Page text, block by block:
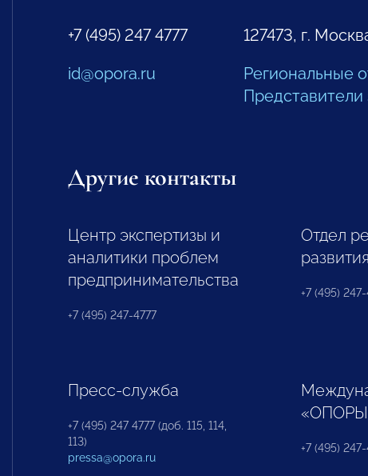
+7 (495) 247 4777
id@opora.ru
127473, г.
Региональные
Другие контакты
Центр экспертизы и
аналитики проблем
предпринимательства
+7 (495) 247-4777
Отдел
развития
+7 (495) 247-
Пресс-служба
+7 (495) 247 4777 (доб. 115, 114,
113)
pressa@opora.ru
+7 (495)